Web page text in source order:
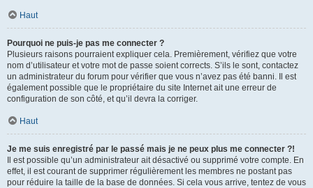
Haut
Pourquoi ne puis-je pas me connecter ?
Plusieurs raisons pourraient expliquer cela. Premièrement, vérifiez que votre
nom d’utilisateur et votre mot de passe soient corrects. S’ils le sont, contactez
un administrateur du forum pour vérifier que vous n’avez pas été banni. Il est
également possible que le propriétaire du site Internet ait une erreur de
configuration de son côté, et qu’il devra la corriger.
Haut
Je me suis enregistré par le passé mais je ne peux plus me connecter ?!
Il est possible qu’un administrateur ait désactivé ou supprimé votre compte. En
effet, il est courant de supprimer régulièrement les membres ne postant pas
pour réduire la taille de la base de données. Si cela vous arrive, tentez de vous